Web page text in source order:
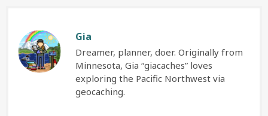
Gia
Dreamer, planner, doer. Originally from
Minnesota, Gia “giacaches” loves
exploring the Pacific Northwest via
geocaching.